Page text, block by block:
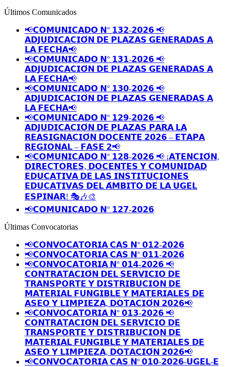
Últimos Comunicados
📢𝗖𝗢𝗠𝗨𝗡𝗜𝗖𝗔𝗗𝗢 𝗡° 𝟭𝟯𝟮-𝟮𝟬𝟮𝟲 📢
𝗔𝗗𝗝𝗨𝗗𝗜𝗖𝗔𝗖𝗜𝗢́𝗡 𝗗𝗘 𝗣𝗟𝗔𝗭𝗔𝗦 𝗚𝗘𝗡𝗘𝗥𝗔𝗗𝗔𝗦 𝗔
𝗟𝗔 𝗙𝗘𝗖𝗛𝗔📢
📢𝗖𝗢𝗠𝗨𝗡𝗜𝗖𝗔𝗗𝗢 𝗡° 𝟭𝟯𝟭-𝟮𝟬𝟮𝟲 📢
𝗔𝗗𝗝𝗨𝗗𝗜𝗖𝗔𝗖𝗜𝗢́𝗡 𝗗𝗘 𝗣𝗟𝗔𝗭𝗔𝗦 𝗚𝗘𝗡𝗘𝗥𝗔𝗗𝗔𝗦 𝗔
𝗟𝗔 𝗙𝗘𝗖𝗛𝗔📢
📢𝗖𝗢𝗠𝗨𝗡𝗜𝗖𝗔𝗗𝗢 𝗡° 𝟭𝟯𝟬-𝟮𝟬𝟮𝟲 📢
𝗔𝗗𝗝𝗨𝗗𝗜𝗖𝗔𝗖𝗜𝗢́𝗡 𝗗𝗘 𝗣𝗟𝗔𝗭𝗔𝗦 𝗚𝗘𝗡𝗘𝗥𝗔𝗗𝗔𝗦 𝗔
𝗟𝗔 𝗙𝗘𝗖𝗛𝗔📢
📢𝗖𝗢𝗠𝗨𝗡𝗜𝗖𝗔𝗗𝗢 𝗡° 𝟭𝟮𝟵-𝟮𝟬𝟮𝟲 📢
𝗔𝗗𝗝𝗨𝗗𝗜𝗖𝗔𝗖𝗜𝗢́𝗡 𝗗𝗘 𝗣𝗟𝗔𝗭𝗔𝗦 𝗣𝗔𝗥𝗔 𝗟𝗔
𝗥𝗘𝗔𝗦𝗜𝗚𝗡𝗔𝗖𝗜𝗢́𝗡 𝗗𝗢𝗖𝗘𝗡𝗧𝗘 𝟮𝟬𝟮𝟲 – 𝗘𝗧𝗔𝗣𝗔
𝗥𝗘𝗚𝗜𝗢𝗡𝗔𝗟 – 𝗙𝗔𝗦𝗘 𝟮📢
📢𝗖𝗢𝗠𝗨𝗡𝗜𝗖𝗔𝗗𝗢 𝗡° 𝟭𝟮𝟴-𝟮𝟬𝟮𝟲 📢 ¡𝗔𝗧𝗘𝗡𝗖𝗜𝗢́𝗡,
𝗗𝗜𝗥𝗘𝗖𝗧𝗢𝗥𝗘𝗦, 𝗗𝗢𝗖𝗘𝗡𝗧𝗘𝗦 𝗬 𝗖𝗢𝗠𝗨𝗡𝗜𝗗𝗔𝗗
𝗘𝗗𝗨𝗖𝗔𝗧𝗜𝗩𝗔 𝗗𝗘 𝗟𝗔𝗦 𝗜𝗡𝗦𝗧𝗜𝗧𝗨𝗖𝗜𝗢𝗡𝗘𝗦
𝗘𝗗𝗨𝗖𝗔𝗧𝗜𝗩𝗔𝗦 𝗗𝗘𝗟 𝗔́𝗠𝗕𝗜𝗧𝗢 𝗗𝗘 𝗟𝗔 𝗨𝗚𝗘𝗟
𝗘𝗦𝗣𝗜𝗡𝗔𝗥! 🎭🎶🎨
📢𝗖𝗢𝗠𝗨𝗡𝗜𝗖𝗔𝗗𝗢 𝗡° 𝟭𝟮𝟳-𝟮𝟬𝟮𝟲
Últimas Convocatorias
📢𝗖𝗢𝗡𝗩𝗢𝗖𝗔𝗧𝗢𝗥𝗜𝗔 𝗖𝗔𝗦 𝗡° 𝟬𝟭𝟮-𝟮𝟬𝟮𝟲
📢𝗖𝗢𝗡𝗩𝗢𝗖𝗔𝗧𝗢𝗥𝗜𝗔 𝗖𝗔𝗦 𝗡° 𝟬𝟭𝟭-𝟮𝟬𝟮𝟲
📢𝗖𝗢𝗡𝗩𝗢𝗖𝗔𝗧𝗢𝗥𝗜𝗔 𝗡° 𝟬𝟭𝟰-𝟮𝟬𝟮𝟲 📢
𝗖𝗢𝗡𝗧𝗥𝗔𝗧𝗔𝗖𝗜𝗢́𝗡 𝗗𝗘𝗟 𝗦𝗘𝗥𝗩𝗜𝗖𝗜𝗢 𝗗𝗘
𝗧𝗥𝗔𝗡𝗦𝗣𝗢𝗥𝗧𝗘 𝗬 𝗗𝗜𝗦𝗧𝗥𝗜𝗕𝗨𝗖𝗜𝗢𝗡 𝗗𝗘
𝗠𝗔𝗧𝗘𝗥𝗜𝗔𝗟 𝗙𝗨𝗡𝗚𝗜𝗕𝗟𝗘 𝗬 𝗠𝗔𝗧𝗘𝗥𝗜𝗔𝗟𝗘𝗦 𝗗𝗘
𝗔𝗦𝗘𝗢 𝗬 𝗟𝗜𝗠𝗣𝗜𝗘𝗭𝗔, 𝗗𝗢𝗧𝗔𝗖𝗜𝗢́𝗡 𝟮𝟬𝟮𝟲📢
📢𝗖𝗢𝗡𝗩𝗢𝗖𝗔𝗧𝗢𝗥𝗜𝗔 𝗡° 𝟬𝟭𝟯-𝟮𝟬𝟮𝟲 📢
𝗖𝗢𝗡𝗧𝗥𝗔𝗧𝗔𝗖𝗜𝗢́𝗡 𝗗𝗘𝗟 𝗦𝗘𝗥𝗩𝗜𝗖𝗜𝗢 𝗗𝗘
𝗧𝗥𝗔𝗡𝗦𝗣𝗢𝗥𝗧𝗘 𝗬 𝗗𝗜𝗦𝗧𝗥𝗜𝗕𝗨𝗖𝗜𝗢𝗡 𝗗𝗘
𝗠𝗔𝗧𝗘𝗥𝗜𝗔𝗟 𝗙𝗨𝗡𝗚𝗜𝗕𝗟𝗘 𝗬 𝗠𝗔𝗧𝗘𝗥𝗜𝗔𝗟𝗘𝗦 𝗗𝗘
𝗔𝗦𝗘𝗢 𝗬 𝗟𝗜𝗠𝗣𝗜𝗘𝗭𝗔, 𝗗𝗢𝗧𝗔𝗖𝗜𝗢́𝗡 𝟮𝟬𝟮𝟲📢
📢𝗖𝗢𝗡𝗩𝗢𝗖𝗔𝗧𝗢𝗥𝗜𝗔 𝗖𝗔𝗦 𝗡º 𝟬𝟭𝟬-𝟮𝟬𝟮𝟲-𝗨𝗚𝗘𝗟-𝗘